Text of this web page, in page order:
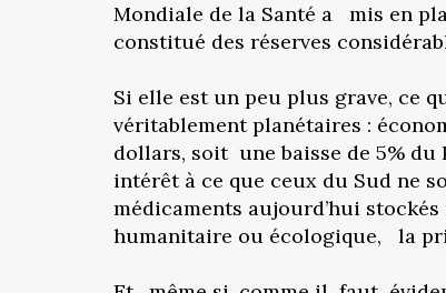
Mondiale de la Santé a mis en
constitué des réserves
Si elle est un peu plus grave, ce
véritablement planétaires :
dollars, soit une baisse de 5%
intérêt à ce que ceux du Sud ne
médicaments aujourd’hui
humanitaire ou écologique, la